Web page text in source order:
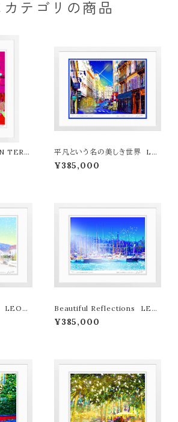
カテゴリの商品
TERA
（オン
平凡という名の美しき世界 LE
ON TERASHIMA版画作品77
作限定（オンライン限定特典付き
¥385,000
LEON
作限
き作
Beautiful Reflections LEO
N TERASHIMA版画作品77作
限定（オンライン限定特典付き作
¥385,000